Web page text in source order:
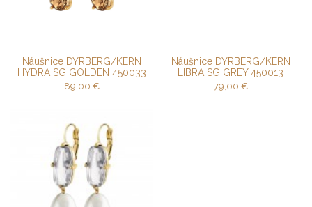
Náušnice DYRBERG/KERN
HYDRA SG GOLDEN 450033
89,00 €
Náušnice DYRBERG/KERN
LIBRA SG GREY 450013
79,00 €